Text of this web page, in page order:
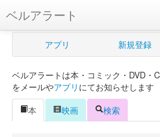
ベルアラート
ベルアラートとは
新規登録
ログイン
アプリ 新規登録
ベルアラートは本・コミック・DVD・
をメールやアプリ にてお知らせします
本
映画 検索